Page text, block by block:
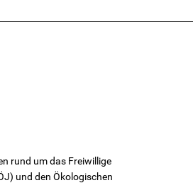
rund um das Freiwillige
und den Ökologischen